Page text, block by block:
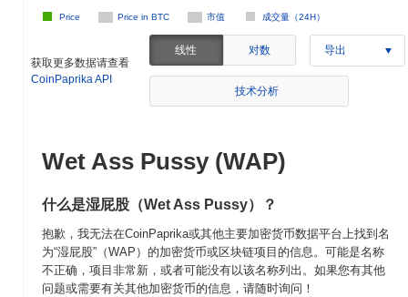
Price in BTC 市值 成交量（24H）
Price
获取更多数据请查看
CoinPaprika API
线性 对数 导出
技术分析
Wet Ass Pussy (WAP)
什么是湿屁股（Wet Ass Pussy）？
抱歉，我无法在CoinPaprika或其他主要加密货币数据平台上找到名
为“湿屁股”（WAP）的加密货币或区块链项目的信息。可能是名称
不正确，项目非常新，或者可能没有以该名称列出。如果您有其他
问题或需要有关其他加密货币的信息，请随时询问！